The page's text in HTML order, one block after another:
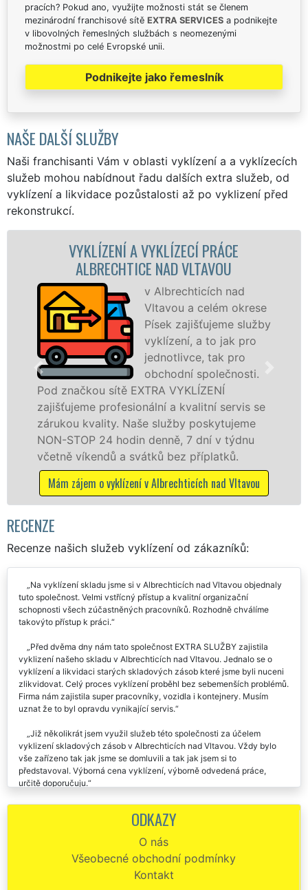
pracích? Pokud ano, využijte možnosti stát se členem
mezinárodní franchisové sítě EXTRA SERVICES a podnikejte
v libovolných řemeslných službách s neomezenými
možnostmi po celé Evropské unii.
Podnikejte jako řemeslník
NAŠE DALŠÍ SLUŽBY
Naši franchisanti Vám v oblasti vyklízení a a vyklízecích
služeb mohou nabídnout řadu dalších extra služeb, od
vyklízení a likvidace pozůstalosti až po vyklizení před
rekonstrukcí.
A VYKLÍZECÍ PRÁCE
NAD VLTAVOU
v Albrechticích nad
Vltavou a celém okrese
Písek zajišťujeme služby
vyklízení, a to jak pro
jednotlivce, tak pro
obchodní společnosti.
sítě EXTRA VYKLÍZENÍ
profesionální a kvalitní servis se
Naše služby poskytujeme
24 hodin denně, 7 dní v týdnu
a svátků bez příplatků.
o vyklízení v Albrechticích nad Vltavou
právnickým
odvedené
dalších
Mám zájem
RECENZE
Recenze našich služeb vyklízení od zákazníků:
Na vyklízení skladu jsme si v Albrechticích nad Vltavou objednaly
tuto společnost. Velmi vstřícný přístup a kvalitní organizační
schopnosti všech zúčastněných pracovníků. Rozhodně chválíme
Před dvěma dny nám tato společnost EXTRA SLUŽBY zajistila
vyklizení našeho skladu v Albrechticích nad Vltavou. Jednalo se o
vyklízení a likvidaci starých skladových zásob které jsme byli nuceni
zlikvidovat. Celý proces vyklízení proběhl bez sebemenších problémů.
Firma nám zajistila super pracovníky, vozidla i kontejnery. Musím
Již několikrát jsem využil služeb této společnosti za účelem
vyklizení skladových zásob v Albrechticích nad Vltavou. Vždy bylo
vše zařízeno tak jak jsme se domluvili a tak jak jsem si to
představoval. Výborná cena vyklízení, výborně odvedená práce,
Výborná komunikace, rychlost i spolehlivost. Vyklizení skladu v
Albrechticích nad Vltavou bylo provedeno velmi odborně a
profesionálně. Doporučuji tuto firmu.
ODKAZY
O nás
Všeobecné obchodní podmínky